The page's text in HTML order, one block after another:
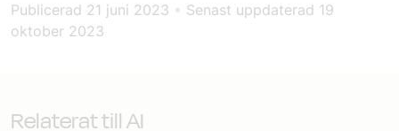
Publicerad 21 juni 2023 • Senast uppdaterad 19
oktober 2023
Relaterat till AI